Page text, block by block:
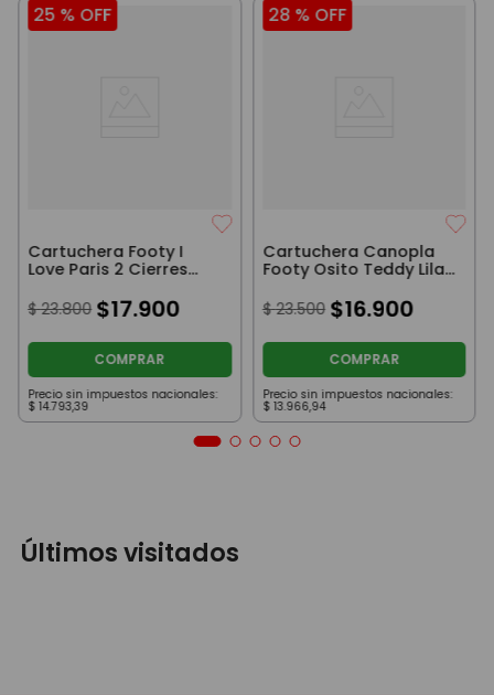
25 % OFF
Cartuchera Footy I
Love Paris 2 Cierres
$ 23.800 $17.900
COMPRAR
Precio sin impuestos nacionales:
$ 14.793,39
28 % OFF
Cartuchera Canopla
Footy Osito Teddy Lila
2 Cierres con Luz Led
$ 23.500 $16.900
COMPRAR
Precio sin impuestos nacionales:
$ 13.966,94
Últimos visitados